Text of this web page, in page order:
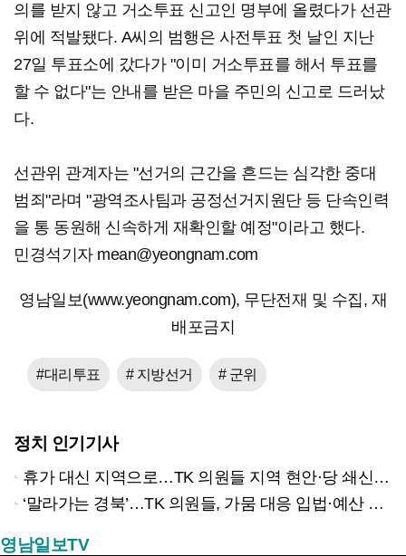
의를 받지 않고 거소투표 신고인 명부에 올렸다가 선관
위에 적발됐다. A씨의 범행은 사전투표 첫 날인 지난
27일 투표소에 갔다가 "이미 거소투표를 해서 투표를
할 수 없다"는 안내를 받은 마을 주민의 신고로 드러났
다.
선관위 관계자는 "선거의 근간을 흔드는 심각한 중대
범죄"라며 "광역조사팀과 공정선거지원단 등 단속인력
을 통 동원해 신속하게 재확인할 예정"이라고 했다.
민경석기자 mean@yeongnam.com
영남일보(www.yeongnam.com), 무단전재 및 수집, 재
배포금지
#대리투표 # 지방선거 # 군위
정치 인기기사
휴가 대신 지역으로…TK 의원들 지역 현안·당 쇄신 집중
‘말라가는 경북’…TK 의원들, 가뭄 대응 입법·예산 확보 나선다
영남일보TV